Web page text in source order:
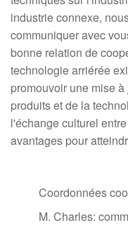
industrie connexe,
communiquer avec
bonne relation de
technologie arriérée
promouvoir une mise
produits et de la
l'échange culturel
avantages pour
Coordonnées
M. Charles: